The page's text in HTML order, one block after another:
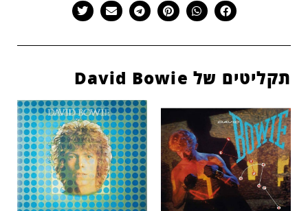
תקליטים של David Bowie